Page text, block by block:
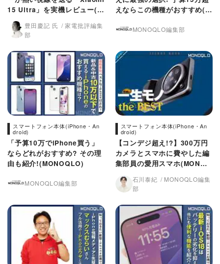
15 Ultra」を実機レビュー(家
電批評)
豊田慶記 氏
家電批評編集
部
えならこの機種がおすすめ(M
MONOQLO編集部
スマートフォン本体(iPhone・An
droid)
「予算10万でiPhone買う」
ならどれがおすすめ? その理
由も紹介!(MONOQLO)
MONOQLO編集部
スマートフォン本体(iPhone・An
droid)
【コンデジ超え!?】300万円
カメラとスマホに費やした編
集部員の愛用スマホ(MONOQ
LO)
石川泰紀
MONOQLO編集
部